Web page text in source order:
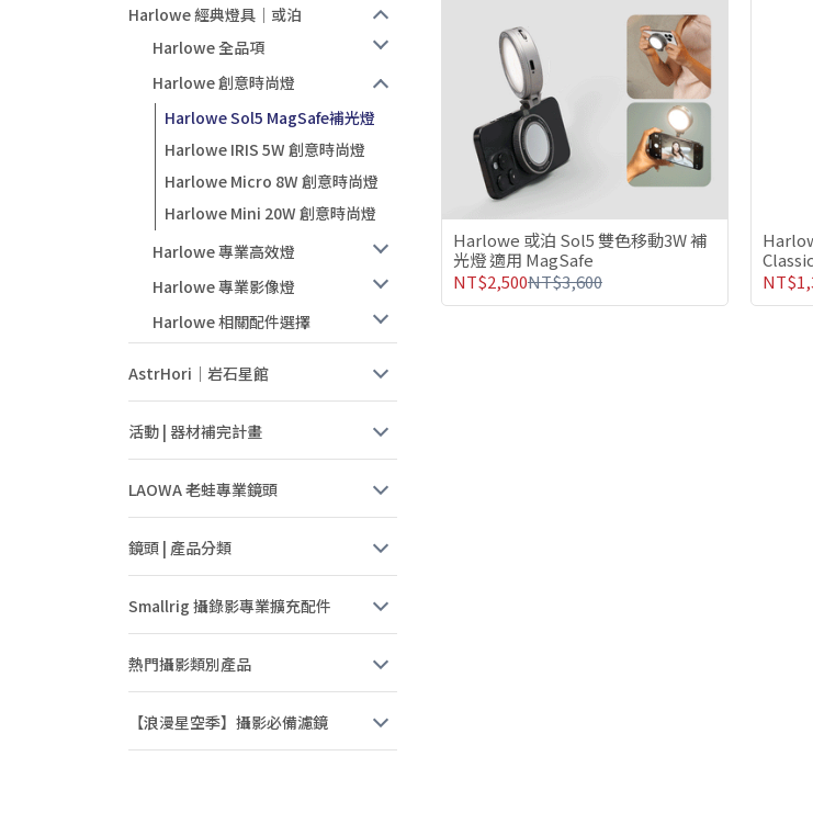
Harlowe 經典燈具｜或泊
Harlowe 全品項
Harlowe 創意時尚燈
Harlowe Sol5 MagSafe補光燈
Harlowe IRIS 5W 創意時尚燈
Harlowe Micro 8W 創意時尚燈
Harlowe Mini 20W 創意時尚燈
Harlowe 專業高效燈
Harlowe 專業影像燈
Harlowe 相關配件選擇
AstrHori｜岩石星館
活動 | 器材補完計畫
LAOWA 老蛙專業鏡頭
鏡頭 | 產品分類
Smallrig 攝錄影專業擴充配件
熱門攝影類別產品
【浪漫星空季】攝影必備濾鏡
Harlowe 或泊 Sol5 雙色移動3W 補
光燈 適用 MagSafe
NT$2,500NT$3,600